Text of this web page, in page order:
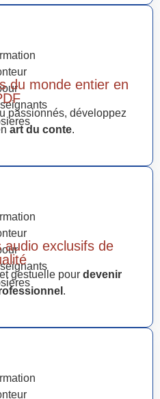
du monde entier en
passionnés, développez
art du conte.
audio exclusifs de
gestuelle pour devenir
.